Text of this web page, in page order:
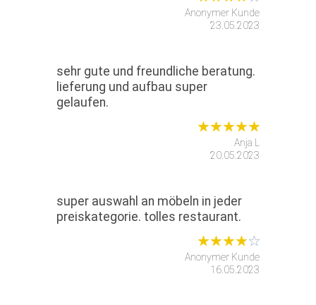
Anonymer Kunde
23.05.2023
sehr gute und freundliche beratung.
lieferung und aufbau super
gelaufen.
Anja L
20.05.2023
super auswahl an möbeln in jeder
preiskategorie. tolles restaurant.
Anonymer Kunde
16.05.2023